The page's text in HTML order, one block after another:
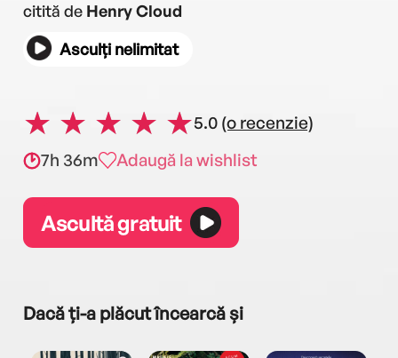
citită de Henry Cloud
Asculți nelimitat
5.0 (o recenzie)
7h 36m
Adaugă la wishlist
Ascultă gratuit
Dacă ți-a plăcut încearcă și